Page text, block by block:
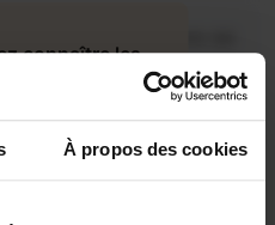
À propos des cookies
de 00:00 à 00:00
connaître les
nous